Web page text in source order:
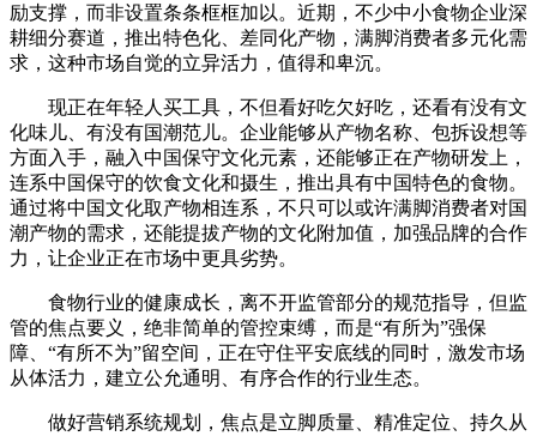
励支撑，而非设置条条框框加以。近期，不少中小食物企业深
耕细分赛道，推出特色化、差同化产物，满脚消费者多元化需
求，这种市场自觉的立异活力，值得和卑沉。
现正在年轻人买工具，不但看好吃欠好吃，还看有没有文
化味儿、有没有国潮范儿。企业能够从产物名称、包拆设想等
方面入手，融入中国保守文化元素，还能够正在产物研发上，
连系中国保守的饮食文化和摄生，推出具有中国特色的食物。
通过将中国文化取产物相连系，不只可以或许满脚消费者对国
潮产物的需求，还能提拔产物的文化附加值，加强品牌的合作
力，让企业正在市场中更具劣势。
食物行业的健康成长，离不开监管部分的规范指导，但监
管的焦点要义，绝非简单的管控束缚，而是“有所为”强保
障、“有所不为”留空间，正在守住平安底线的同时，激发市场
从体活力，建立公允通明、有序合作的行业生态。
做好营销系统规划，焦点是立脚质量、精准定位、持久从